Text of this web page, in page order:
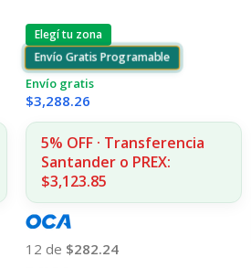
Elegí tu zona
Envío Gratis Programable
Envío gratis
$3,288.26
5% OFF · Transferencia
Santander o PREX:
$3,123.85
12 de $282.24